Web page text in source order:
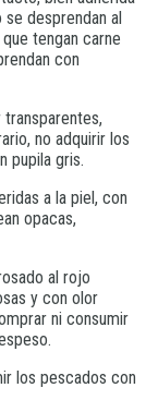
desprendan al
tengan carne
con
no adquirir los
pupila gris.
a la piel, con
opacas,
al rojo
y con olor
ni consumir
los pescados con